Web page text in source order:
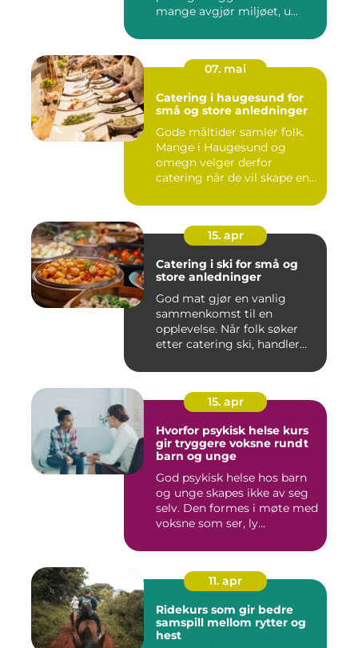
mange avgjør miljøet, u...
07. mai
Catering i haugesund for
små og store anledninger
Gode måltider samler folk.
Mange i Haugesund og
omegn velger derfor
catering når de vil skape en
15. apr
Catering i ski for små og
store anledninger
God mat gjør en vanlig
sammenkomst til en
opplevelse. Når folk søker
etter catering ski, handler
15. apr
Hvorfor psykisk helse kurs
gir tryggere voksne rundt
barn og unge
God psykisk helse hos barn
og unge skapes ikke av seg
selv. Den formes i møte med
voksne som ser, ly...
11. apr
Ridekurs som gir bedre
samspill mellom rytter og
hest